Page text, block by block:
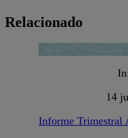
Relacionado
14
Informe Trimestral